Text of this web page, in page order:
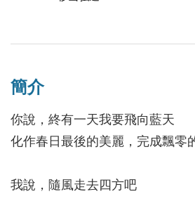
簡介
你說，終有一天我要飛向藍天
化作春日最後的美麗，完成飄零
我說，隨風走去四方吧